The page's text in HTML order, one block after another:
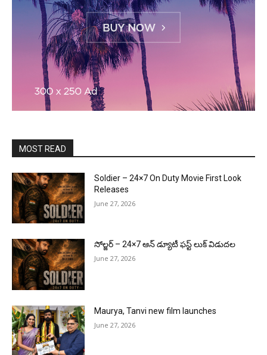
MOST READ
Soldier – 24×7 On Duty Movie First Look
Releases
June 27, 2026
సోల్జర్ – 24×7 ఆన్ డ్యూటీ ఫస్ట్ లుక్ విడుదల
June 27, 2026
Maurya, Tanvi new film launches
June 27, 2026